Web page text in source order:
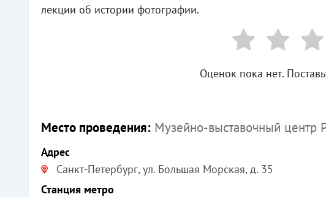
лекции об истории фотографии.
Оценок пока нет.
Место проведения: Музейно-выставочный
Адрес
Санкт-Петербург, ул. Большая Морская, д. 35
Станция метро